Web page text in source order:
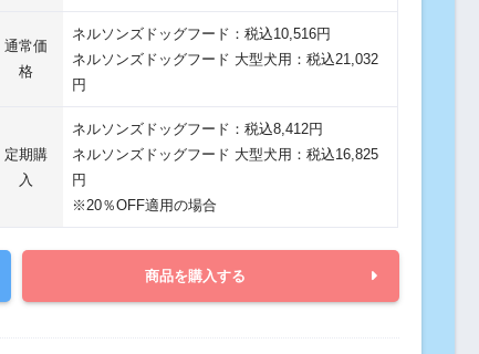
通常価
格
ネルソンズドッグフード：税込10,516円
ネルソンズドッグフード 大型犬用：税込21,032
円
定期購
入
ネルソンズドッグフード：税込8,412円
ネルソンズドッグフード 大型犬用：税込16,825
円
※20％OFF適用の場合
商品を購入する